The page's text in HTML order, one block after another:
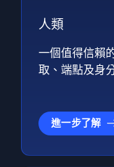
人類
一個值得信賴
取、端點及身
進一步了解